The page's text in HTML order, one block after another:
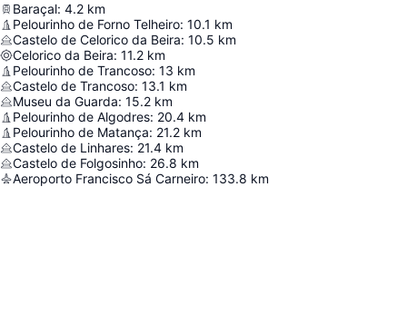
Baraçal: 4.2 km
Pelourinho de Forno Telheiro: 10.1 km
Castelo de Celorico da Beira: 10.5 km
Celorico da Beira: 11.2 km
Pelourinho de Trancoso: 13 km
Castelo de Trancoso: 13.1 km
Museu da Guarda: 15.2 km
Pelourinho de Algodres: 20.4 km
Pelourinho de Matança: 21.2 km
Castelo de Linhares: 21.4 km
Castelo de Folgosinho: 26.8 km
Aeroporto Francisco Sá Carneiro: 133.8 km